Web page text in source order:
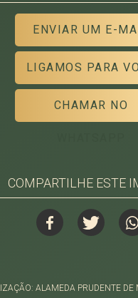
ENVIAR UM E-
LIGAMOS PARA
CHAMAR NO
COMPARTILHE ESTE
ALAMEDA PRUDENTE DE